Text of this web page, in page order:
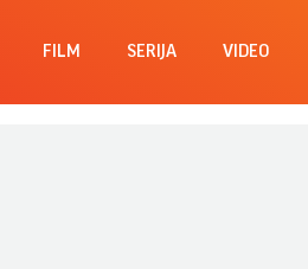
FILM SERIJA VIDEO